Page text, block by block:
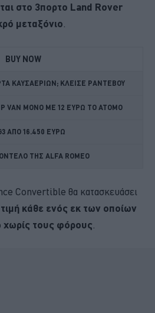
στο 3πορτο Land Rover
μεταξόνιο
BUY NOW
ΚΑΥΣΑΕΡΙΩΝ; ΚΛΕΙΣΕ ΡΑΝΤΕΒΟΥ
VAN ΜΟΝΟ ΜΕ 12 ΕΥΡΩ ΤΟ ΑΤΟΜΟ
ΑΠΟ 16.450 ΕΥΡΩ
ΤΗΣ ALFA ROMEO
Convertible θα κατασκευάσει
κάθε ενός εκ των οποίων
χωρίς τους φόρους